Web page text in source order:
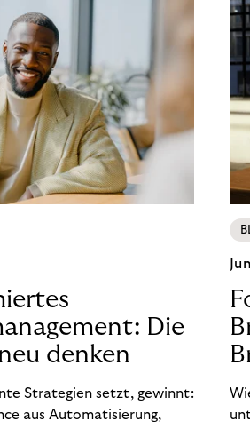
Die
denken
Strategien setzt, gewinnt:
aus Automatisierung,